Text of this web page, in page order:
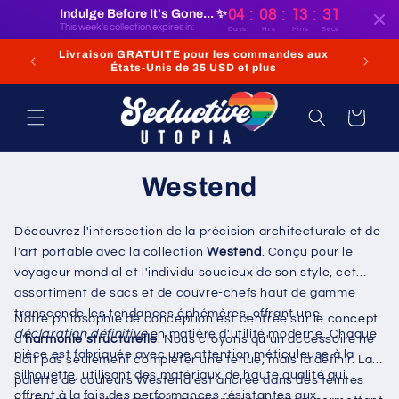
Indulge Before It's Gone... ✨
This week's collection expires in:
04 : 08 : 13 : 30
Days Hrs Mins Secs
passer
contenuLivraison GRATUITE pour les commandes aux
États-Unis de 35 USD et plus
(Ou
Panier
Westend
Découvrez l'intersection de la précision architecturale et de
l'art portable avec la collectionWestend. Conçu pour le
voyageur mondial et l'individu soucieux de son style, cet
assortiment de sacs et de couvre-chefs haut de gamme
transcende les tendances éphémères, offrant une
déclaration définitiveen matière d'utilité moderne. Chaque
pièce est fabriquée avec une attention méticuleuse à la
silhouette, utilisant des matériaux de haute qualité qui
offrent à la fois des performances résistantes aux
Notre philosophie de conception est centrée sur le concept
d'harmonie structurelle. Nous croyons qu'un accessoire ne
doit pas seulement compléter une tenue, mais la définir. La
palette de couleurs Westend est ancrée dans des teintes